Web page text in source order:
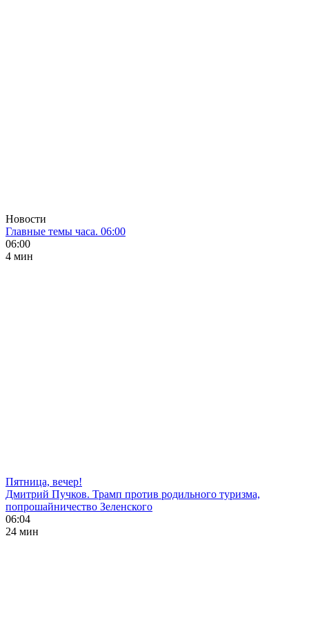
Новости
Главные темы часа. 06:00
06:00
4 мин
Пятница, вечер!
Дмитрий Пучков. Трамп против родильного туризма,
попрошайничество Зеленского
06:04
24 мин